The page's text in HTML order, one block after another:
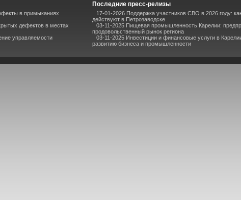
в примыканиях
дефектов в местах
управляемости
Последние пресс-релизы
17-01-2026 Поддержка участников СВО в 2026 году:
действуют в Петрозаводске
03-11-2025 Пищевая промышленность Карелии:
продовольственный рынок региона
03-11-2025 Инвестиции и финансовые услуги в
развитию бизнеса и промышленности